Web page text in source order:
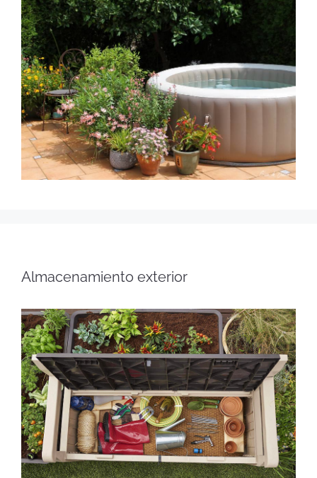
Almacenamiento exterior